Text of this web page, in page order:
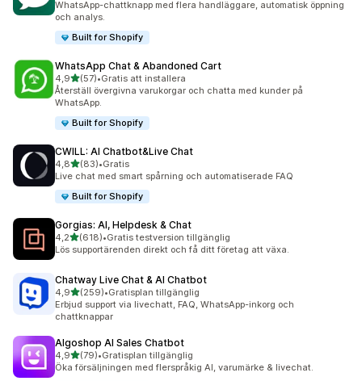
WhatsApp-chattknapp med flera handläggare, automatisk öppning
och analys.
Built for Shopify
WhatsApp Chat & Abandoned Cart
4,9av 5 stjärnor
(57)
57 recensioner totalt
•Gratis att installera
Återställ övergivna varukorgar och chatta med kunder på
WhatsApp.
Built for Shopify
CWILL: AI Chatbot&Live Chat
4,8av 5 stjärnor
(83)
83 recensioner totalt
•Gratis
Live chat med smart spårning och automatiserade FAQ
Built for Shopify
Gorgias: AI, Helpdesk & Chat
4,2av 5 stjärnor
(618)
618 recensioner totalt
•Gratis testversion tillgänglig
Lös supportärenden direkt och få ditt företag att växa.
Chatway Live Chat & AI Chatbot
4,9av 5 stjärnor
(259)
259 recensioner totalt
•Gratisplan tillgänglig
Erbjud support via livechatt, FAQ, WhatsApp-inkorg och
chattknappar
Algoshop AI Sales Chatbot
4,9av 5 stjärnor
(79)
79 recensioner totalt
•Gratisplan tillgänglig
Öka försäljningen med flerspråkig AI, varumärke & livechat.